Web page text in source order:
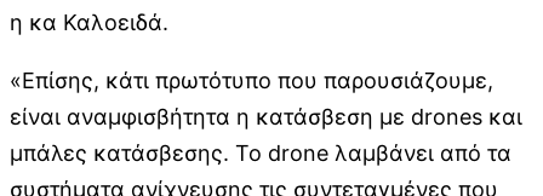
η κα Καλοειδά.
«Επίσης, κάτι πρωτότυπο που παρουσιάζουμε,
είναι αναμφισβήτητα η κατάσβεση με drones και
μπάλες κατάσβεσης. Το drone λαμβάνει από τα
συστήματα ανίχνευσης τις συντεταγμένες που